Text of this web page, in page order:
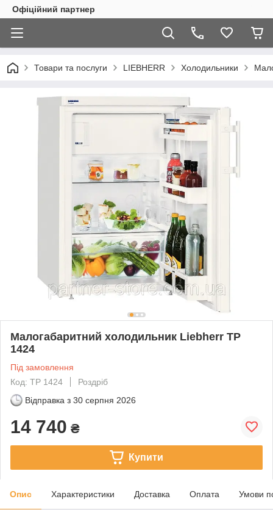
Офіційний партнер
Товари та послуги LIEBHERR Холодильники
Малогабаритний холодильник Liebherr TP
1424
Під замовлення
Код: TP 1424
Роздріб
Відправка з 30 серпня 2026
14 740 ₴
Купити
Опис Характеристики Доставка Оплата Умови